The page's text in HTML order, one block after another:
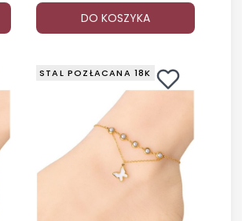
DO KOSZYKA
STAL POZŁACANA 18K